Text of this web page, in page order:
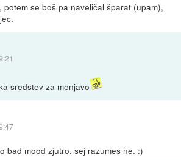
potem se boš pa naveličal šparat (upam),
sredstev za menjavo
bad mood zjutro, sej razumes ne. :)